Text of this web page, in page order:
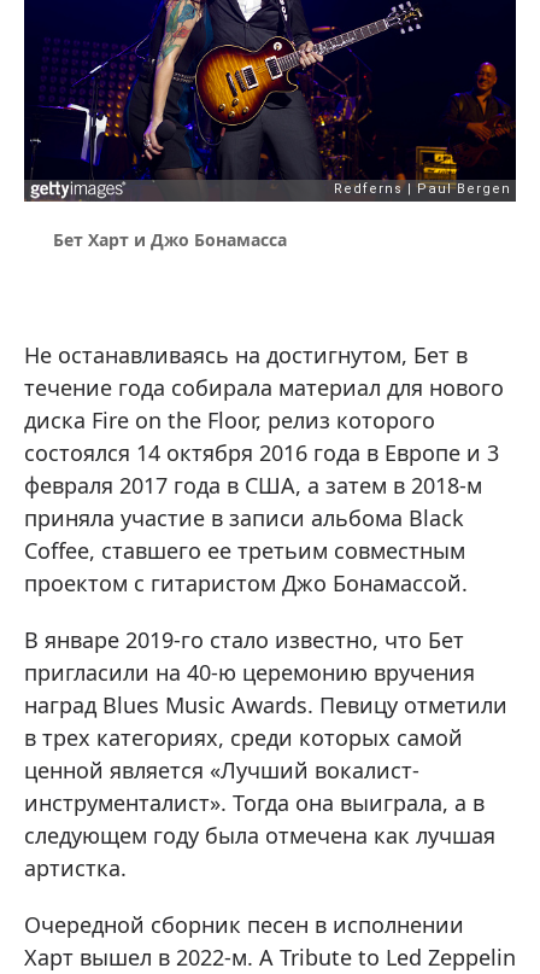
Бет Харт и Джо Бонамасса
Не останавливаясь на достигнутом, Бет в
течение года собирала материал для нового
диска Fire on the Floor, релиз которого
состоялся 14 октября 2016 года в Европе и 3
февраля 2017 года в США, а затем в 2018-м
приняла участие в записи альбома Black
Coffee, ставшего ее третьим совместным
проектом с гитаристом Джо Бонамассой.
В январе 2019-го стало известно, что Бет
пригласили на 40-ю церемонию вручения
наград Blues Music Awards. Певицу отметили
в трех категориях, среди которых самой
ценной является «Лучший вокалист-
инструменталист». Тогда она выиграла, а в
следующем году была отмечена как лучшая
артистка.
Очередной сборник песен в исполнении
Харт вышел в 2022-м. A Tribute to Led Zeppelin